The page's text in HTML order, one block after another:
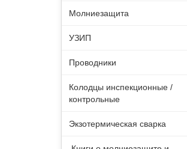
Молниезащита
УЗИП
Проводники
Колодцы инспекционные /
контрольные
Экзотермическая сварка